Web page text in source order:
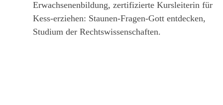
Erwachsenenbildung, zertifizierte Kursleiterin für
Kess-erziehen: Staunen-Fragen-Gott entdecken,
Studium der Rechtswissenschaften.